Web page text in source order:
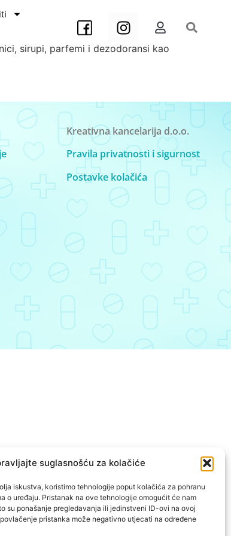
suglasnošću za kolačiće
iskustva, koristimo tehnologije poput kolačića za pohranu
o uređaju. Pristanak na ove tehnologije omogućit će nam
su ponašanje pregledavanja ili jedinstveni ID-ovi na ovoj
pristanka može negativno utjecati na određene
sirupi, parfemi i dezodoransi kao
Kreativna kancelarija d.o.o.
Pravila privatnosti i sigurnost
Postavke kolačića